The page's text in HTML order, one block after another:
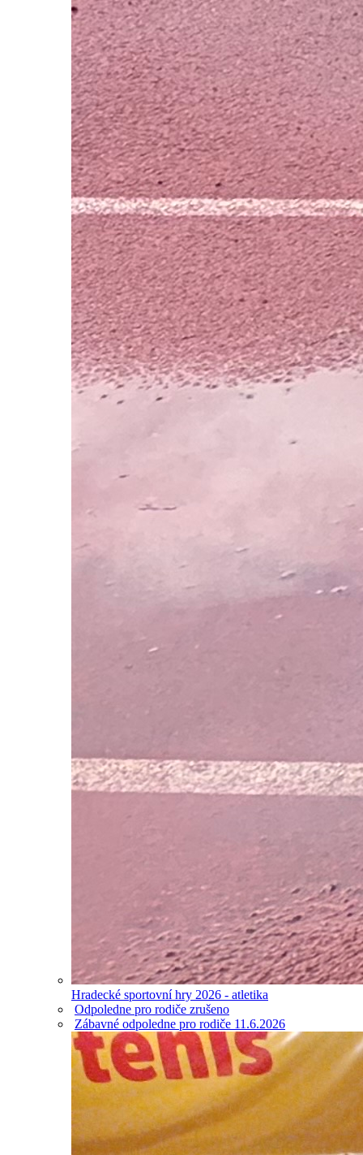
Hradecké sportovní hry 2026 - atletika
Odpoledne pro rodiče zrušeno
Zábavné odpoledne pro rodiče 11.6.2026